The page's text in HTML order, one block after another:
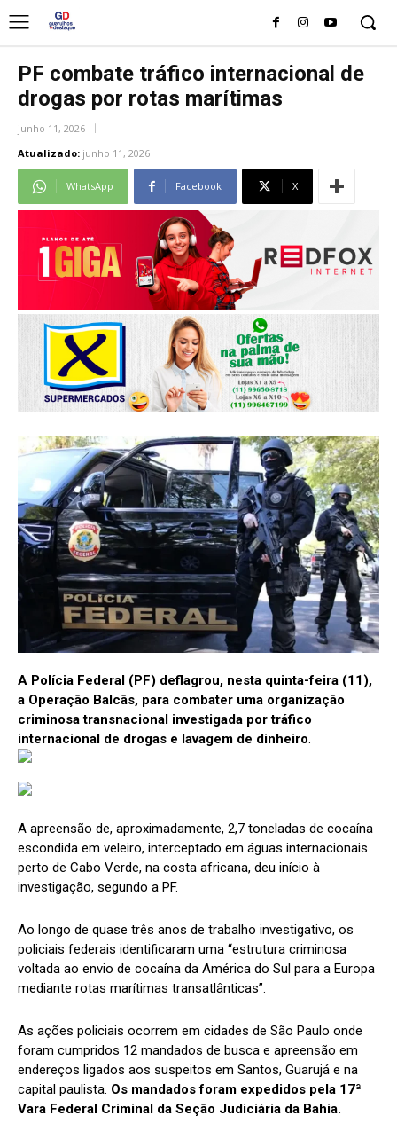
PF combate tráfico internacional de
drogas por rotas marítimas
junho 11, 2026
Atualizado: junho 11, 2026
WhatsApp Facebook X
A Polícia Federal (PF) deflagrou, nesta quinta-feira (11),
a Operação Balcãs, para combater uma organização
criminosa transnacional investigada por tráfico
internacional de drogas e lavagem de dinheiro.
A apreensão de, aproximadamente, 2,7 toneladas de cocaína
escondida em veleiro, interceptado em águas internacionais
perto de Cabo Verde, na costa africana, deu início à
investigação, segundo a PF.
Ao longo de quase três anos de trabalho investigativo, os
policiais federais identificaram uma “estrutura criminosa
voltada ao envio de cocaína da América do Sul para a Europa
mediante rotas marítimas transatlânticas”.
As ações policiais ocorrem em cidades de São Paulo onde
foram cumpridos 12 mandados de busca e apreensão em
endereços ligados aos suspeitos em Santos, Guarujá e na
capital paulista. Os mandados foram expedidos pela 17ª
Vara Federal Criminal da Seção Judiciária da Bahia.